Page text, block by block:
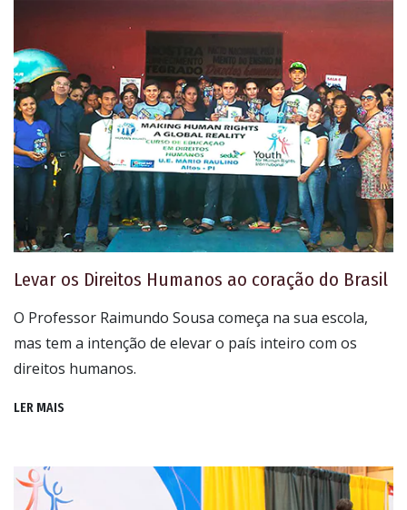
Levar os Direitos Humanos ao coração do Brasil
O Professor Raimundo Sousa começa na sua escola,
mas tem a intenção de elevar o país inteiro com os
direitos humanos.
LER MAIS